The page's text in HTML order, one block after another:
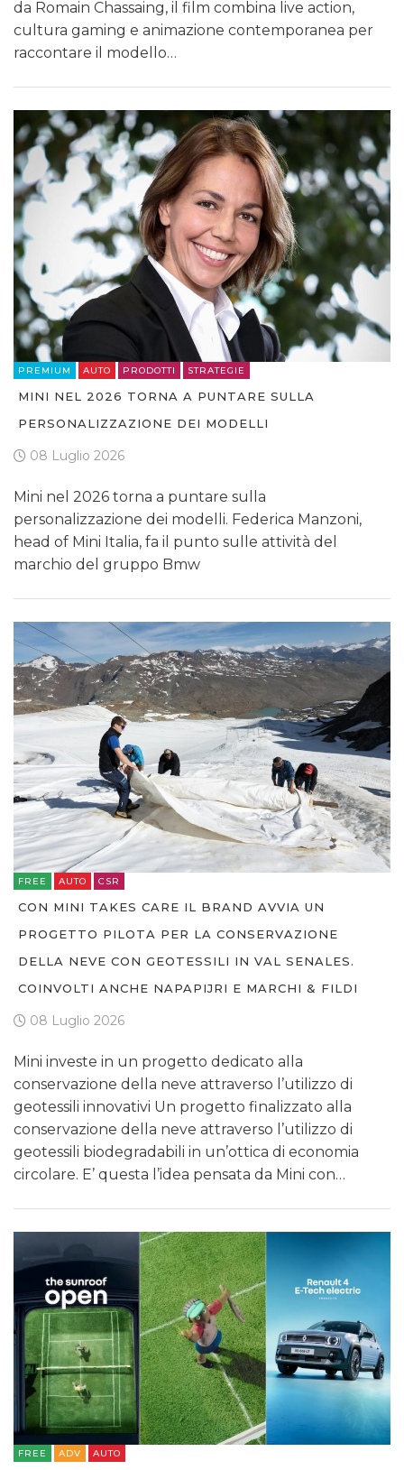
da Romain Chassaing, il film combina live action,
cultura gaming e animazione contemporanea per
raccontare il modello…
PREMIUM AUTO PRODOTTI STRATEGIE
MINI NEL 2026 TORNA A PUNTARE SULLA
PERSONALIZZAZIONE DEI MODELLI
08 Luglio 2026
Mini nel 2026 torna a puntare sulla
personalizzazione dei modelli. Federica Manzoni,
head of Mini Italia, fa il punto sulle attività del
marchio del gruppo Bmw
FREE AUTO CSR
CON MINI TAKES CARE IL BRAND AVVIA UN
PROGETTO PILOTA PER LA CONSERVAZIONE
DELLA NEVE CON GEOTESSILI IN VAL SENALES.
COINVOLTI ANCHE NAPAPIJRI E MARCHI & FILDI
08 Luglio 2026
Mini investe in un progetto dedicato alla
conservazione della neve attraverso l’utilizzo di
geotessili innovativi Un progetto finalizzato alla
conservazione della neve attraverso l’utilizzo di
geotessili biodegradabili in un’ottica di economia
circolare. E’ questa l’idea pensata da Mini con…
FREE ADV AUTO